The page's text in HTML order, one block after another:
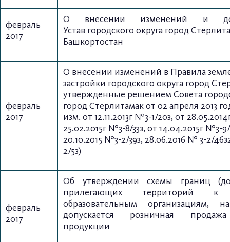
февраль
2017
О внесении изменений и
Устав городского округа город
Башкортостан
февраль
2017
О внесении изменений в Правила
застройки городского округа город
утвержденные решением Совета
город Стерлитамак от 02 апреля 2013
изм. от 12.11.2013г №3-1/20з, от
25.02.2015г №3-8/33з, от 14.04.2015г №3-
20.10.2015 №3-2/39з, 28.06.2016 № 3-2/
2/5з)
февраль
2017
Об утверждении схемы границ
прилегающих территорий к
образовательным организациям,
допускается розничная
продукции